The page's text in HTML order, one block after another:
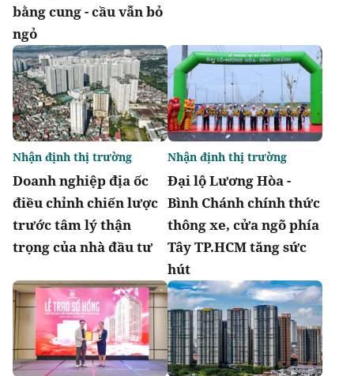
bằng cung - cầu vẫn bỏ
ngỏ
Doanh nghiệp địa ốc
điều chỉnh chiến lược
trước tâm lý thận
trọng của nhà đầu tư
Nhận định thị trường
Đại lộ Lương Hòa -
Bình Chánh chính thức
thông xe, cửa ngõ phía
Tây TP.HCM tăng sức
hút
Nhận định thị trường